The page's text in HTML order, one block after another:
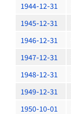
1944-12-31
1945-12-31
1946-12-31
1947-12-31
1948-12-31
1949-12-31
1950-10-01